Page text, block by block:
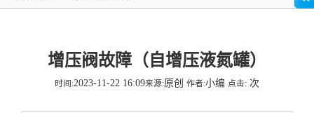
增压阀故障（自增压液氮罐）
时间:2023-11-22 16:09来源:原创 作者:小编 点击: 次